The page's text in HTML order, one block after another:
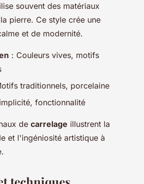
souvent des matériaux
pierre. Ce style crée une
et de modernité.
: Couleurs vives, motifs
traditionnels, porcelaine
fonctionnalité
de carrelage illustrent la
et l'ingéniosité artistique à